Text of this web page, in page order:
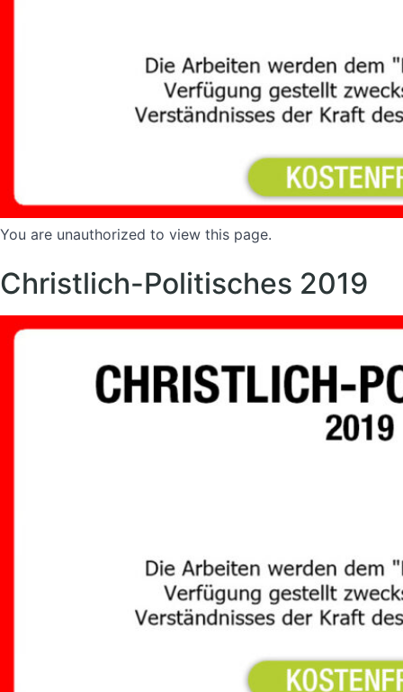
You are unauthorized to view this page.
Christlich-Politisches 2019